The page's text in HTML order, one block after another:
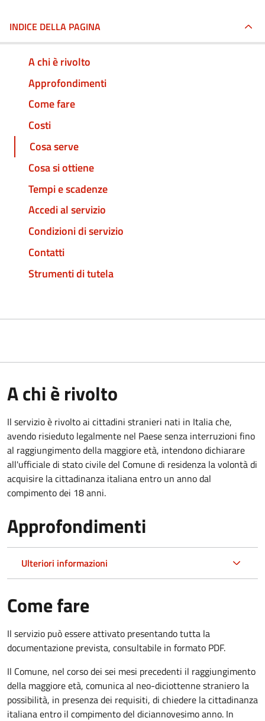
INDICE DELLA PAGINA
A chi è rivolto
Approfondimenti
Come fare
Costi
Cosa serve
Cosa si ottiene
Tempi e scadenze
Accedi al servizio
Condizioni di servizio
Contatti
Strumenti di tutela
A chi è rivolto
Il servizio è rivolto ai cittadini stranieri nati in Italia che,
avendo risieduto legalmente nel Paese senza interruzioni fino
al raggiungimento della maggiore età, intendono dichiarare
all'ufficiale di stato civile del Comune di residenza la volontà di
acquisire la cittadinanza italiana entro un anno dal
compimento dei 18 anni.
Approfondimenti
Ulteriori informazioni
Come fare
Il servizio può essere attivato presentando tutta la
documentazione prevista, consultabile in formato PDF.
Il Comune, nel corso dei sei mesi precedenti il raggiungimento
della maggiore età, comunica al neo-diciottenne straniero la
possibilità, in presenza dei requisiti, di chiedere la cittadinanza
italiana entro il compimento del diciannovesimo anno. In